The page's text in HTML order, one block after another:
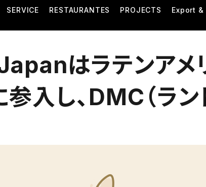
SERVICE RESTAURANTES PROJECTS Export
はラテンアメ
入し、DMC（ラ